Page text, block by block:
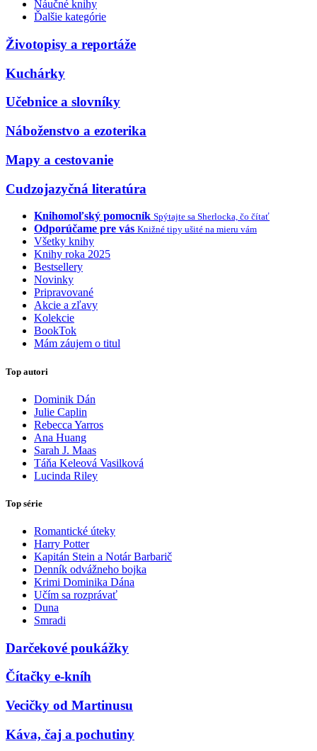
Náučné knihy
Ďalšie kategórie
Životopisy a reportáže
Kuchárky
Učebnice a slovníky
Náboženstvo a ezoterika
Mapy a cestovanie
Cudzojazyčná literatúra
Knihomoľský pomocník Spýtajte sa Sherlocka, čo čítať
Odporúčame pre vás Knižné tipy ušité na mieru vám
Všetky knihy
Knihy roka 2025
Bestsellery
Novinky
Pripravované
Akcie a zľavy
Kolekcie
BookTok
Mám záujem o titul
Top autori
Dominik Dán
Julie Caplin
Rebecca Yarros
Ana Huang
Sarah J. Maas
Táňa Keleová Vasilková
Lucinda Riley
Top série
Romantické úteky
Harry Potter
Kapitán Stein a Notár Barbarič
Denník odvážneho bojka
Krimi Dominika Dána
Učím sa rozprávať
Duna
Smradi
Darčekové poukážky
Čítačky e-kníh
Vecičky od Martinusu
Káva, čaj a pochutiny